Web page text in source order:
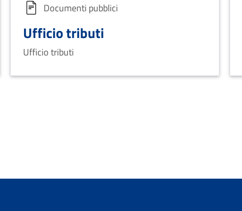
Documenti pubblici
Ufficio tributi
Ufficio tributi